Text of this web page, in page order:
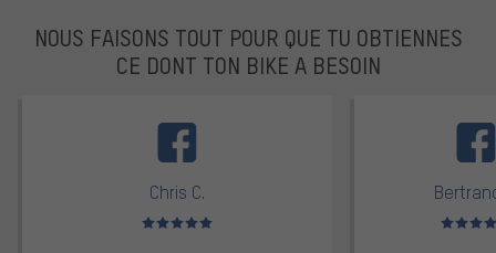
NOUS FAISONS TOUT POUR QUE TU OBTIENNES
CE DONT TON BIKE A BESOIN
Chris C.
Note moyenne : 5 sur 5 Note